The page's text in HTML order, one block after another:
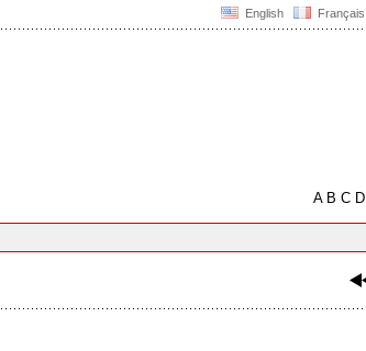
English Français
AB C D